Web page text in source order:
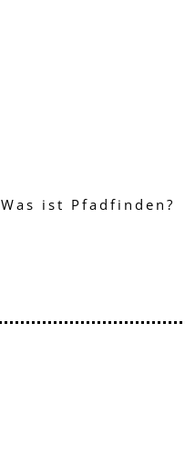
Was ist Pfadfinden?